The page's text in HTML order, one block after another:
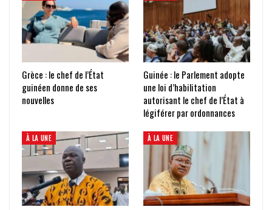
Grèce : le chef de l’État
guinéen donne de ses
nouvelles
Guinée : le Parlement adopte
une loi d’habilitation
autorisant le chef de l’État à
légiférer par ordonnances
À LA UNE À LA UNE